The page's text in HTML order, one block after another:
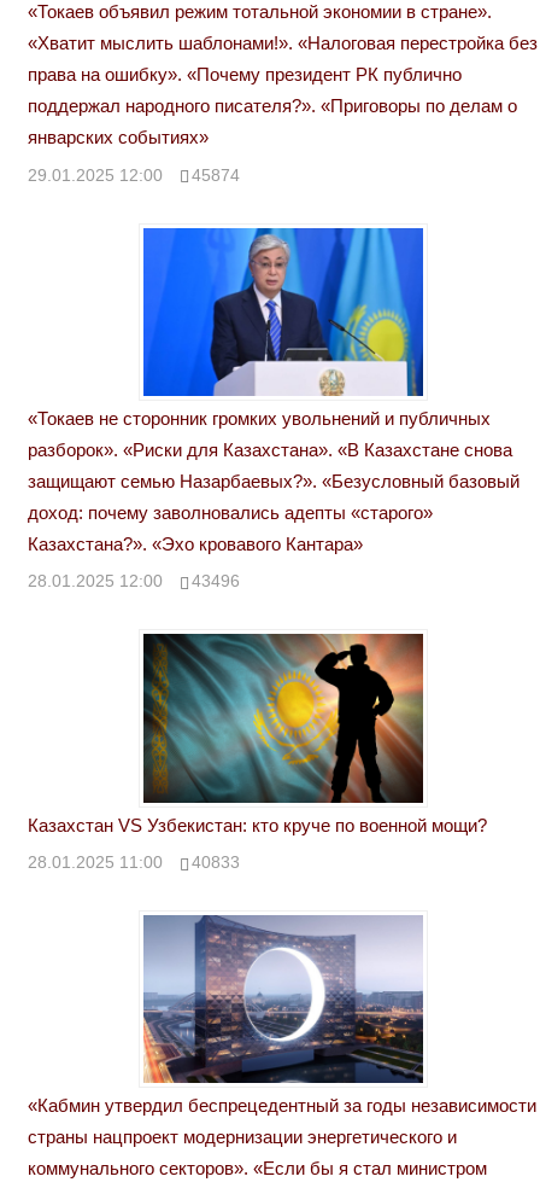
«Токаев объявил режим тотальной экономии в стране».
«Хватит мыслить шаблонами!». «Налоговая перестройка без
права на ошибку». «Почему президент РК публично
поддержал народного писателя?». «Приговоры по делам о
январских событиях»
29.01.2025 12:00 45874
«Токаев не сторонник громких увольнений и публичных
разборок». «Риски для Казахстана». «В Казахстане снова
защищают семью Назарбаевых?». «Безусловный базовый
доход: почему заволновались адепты «старого»
Казахстана?». «Эхо кровавого Кантара»
28.01.2025 12:00 43496
Казахстан VS Узбекистан: кто круче по военной мощи?
28.01.2025 11:00 40833
«Кабмин утвердил беспрецедентный за годы независимости
страны нацпроект модернизации энергетического и
коммунального секторов». «Если бы я стал министром